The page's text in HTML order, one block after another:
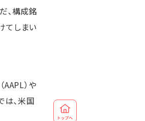
、構成銘
てしまい
（AAPL）や
は、米国